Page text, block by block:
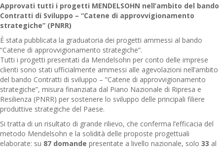
Approvati tutti i progetti MENDELSOHN nell’ambito del bando
Contratti di Sviluppo – “Catene di approvvigionamento
strategiche” (PNRR)
È stata pubblicata la graduatoria dei progetti ammessi al bando
“Catene di approvvigionamento strategiche”.
Tutti i progetti presentati da Mendelsohn per conto delle imprese
clienti sono stati ufficialmente ammessi alle agevolazioni nell’ambito
del bando Contratti di sviluppo – “Catene di approvvigionamento
strategiche”, misura finanziata dal Piano Nazionale di Ripresa e
Resilienza (PNRR) per sostenere lo sviluppo delle principali filiere
produttive strategiche del Paese.
Si tratta di un risultato di grande rilievo, che conferma l’efficacia del
metodo Mendelsohn e la solidità delle proposte progettuali
elaborate: su 87 domande presentate a livello nazionale, solo 33 al